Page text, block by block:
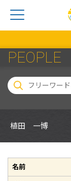
PEOPLE
植田 一博
名前